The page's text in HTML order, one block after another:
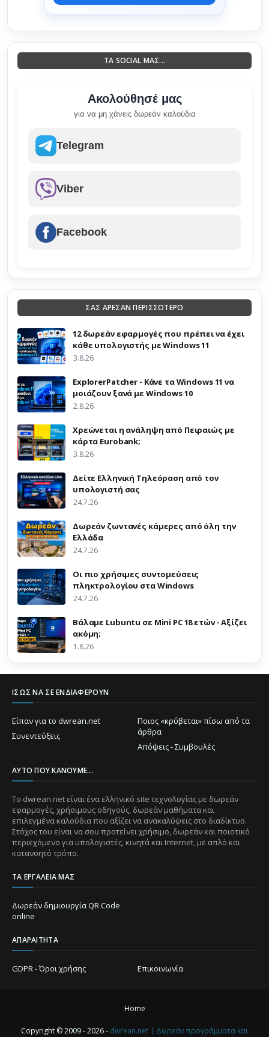
ΤΑ SOCIAL ΜΑΣ...
Ακολούθησέ μας
για να μη χάνεις δωρεάν καλούδια
Telegram
Viber
Facebook
ΣΑΣ ΑΡΕΣΑΝ ΠΕΡΙΣΣΟΤΕΡΟ
12 δωρεάν εφαρμογές που πρέπει να έχει
κάθε υπολογιστής με Windows 11
3.8.26
ExplorerPatcher - Κάνε τα Windows 11 να
μοιάζουν ξανά με Windows 10
2.8.26
Χρεώνεται η ανάληψη από Πειραιώς με
κάρτα Eurobank;
3.8.26
Δείτε Ελληνική Τηλεόραση από τον
υπολογιστή σας
24.7.26
Δωρεάν ζωντανές κάμερες από όλη την
Ελλάδα
24.7.26
Οι πιο χρήσιμες συντομεύσεις
πληκτρολογίου στα Windows
24.7.26
Βάλαμε Lubuntu σε Mini PC 18 ετών - Αξίζει
ακόμη;
1.8.26
ΊΣΩΣ ΝΑ ΣΕ ΕΝΔΙΑΦΈΡΟΥΝ
Είπαν για το dwrean.net
Ποιος «κρύβεται» πίσω από τα
άρθρα
Συνεντεύξεις
Απόψεις - Συμβουλές
ΑΥΤΌ ΠΟΥ ΚΆΝΟΥΜΕ...
Το dwrean.net είναι ένα ελληνικό site τεχνολογίας με δωρεάν
εφαρμογές, χρήσιμους οδηγούς, δωρεάν μαθήματα και
επιλεγμένα καλούδια που αξίζει να ανακαλύψεις στο διαδίκτυο.
Στόχος του είναι να σου προτείνει χρήσιμο, δωρεάν και ποιοτικό
περιεχόμενο για υπολογιστές, κινητά και Internet, με απλό και
κατανοητό τρόπο.
ΤΑ ΕΡΓΑΛΕΊΑ ΜΑΣ
Δωρεάν δημιουργία QR Code
online
ΑΠΑΡΑΊΤΗΤΑ
GDPR - Όροι χρήσης Επικοινωνία
Home
Copyright © 2009 - 2026 - dwrean.net | Δωρεάν προγράμματα και